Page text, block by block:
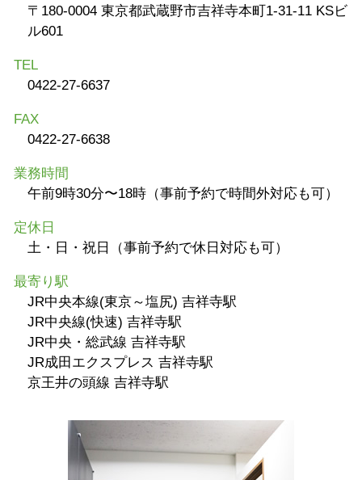
〒180-0004 東京都武蔵野市吉祥寺本町1-31-11 KSビ
ル601
TEL
0422-27-6637
FAX
0422-27-6638
業務時間
午前9時30分〜18時（事前予約で時間外対応も可）
定休日
土・日・祝日（事前予約で休日対応も可）
最寄り駅
JR中央本線(東京～塩尻) 吉祥寺駅
JR中央線(快速) 吉祥寺駅
JR中央・総武線 吉祥寺駅
JR成田エクスプレス 吉祥寺駅
京王井の頭線 吉祥寺駅